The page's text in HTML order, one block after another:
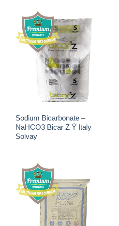
Sodium Bicarbonate –
NaHCO3 Bicar Z Ý Italy
Solvay